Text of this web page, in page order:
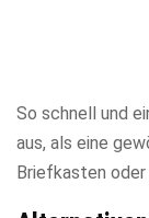
So schnell und
aus, als eine
Briefkasten